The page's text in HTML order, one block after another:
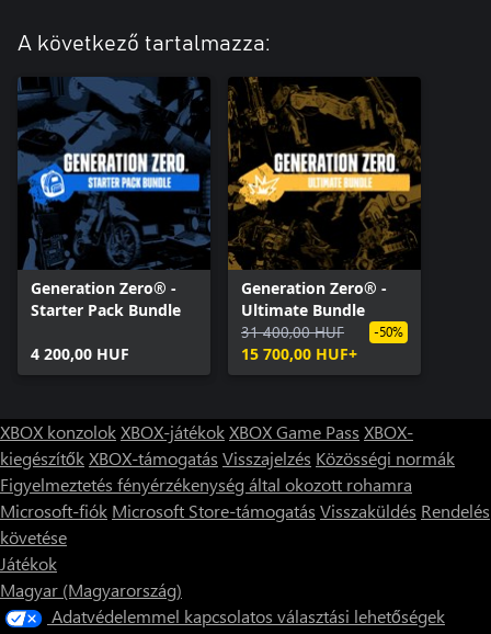
A következő tartalmazza:
Generation Zero® -
Starter Pack Bundle
4 200,00 HUF
Generation Zero® -
Ultimate Bundle
31 400,00 HUF
15 700,00 HUF+
-50%
XBOX konzolokXBOX-játékokXBOX Game Pass XBOX-
kiegészítőkXBOX-támogatás Visszajelzés Közösségi normák
Figyelmeztetés fényérzékenység által okozott rohamra
Microsoft-fiók Microsoft Store-támogatás Visszaküldés Rendelés
követése
Játékok
Magyar (Magyarország)
Adatvédelemmel kapcsolatos választási lehetőségek